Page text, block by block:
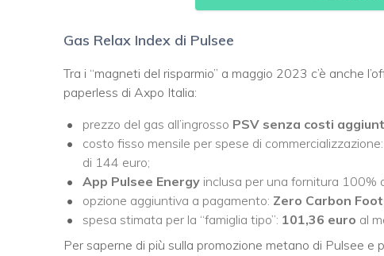
Gas Relax Index di Pulsee
Tra i “magneti del risparmio” a maggio 2023 c’è anche
paperless di Axpo Italia:
prezzo del gas all’ingrosso PSV senza costi
costo fisso mensile per spese di commercializzazione:
di 144 euro;
App Pulsee Energy inclusa per una fornitura 100%
opzione aggiuntiva a pagamento: Zero Carbon
spesa stimata per la “famiglia tipo”: 101,36 euro al
Per saperne di più sulla promozione metano di Pulsee e